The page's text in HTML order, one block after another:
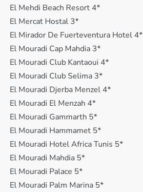
El Mehdi Beach Resort 4*
El Mercat Hostal 3*
El Mirador De Fuerteventura Hotel 4*
El Mouradi Cap Mahdia 3*
El Mouradi Club Kantaoui 4*
El Mouradi Club Selima 3*
El Mouradi Djerba Menzel 4*
El Mouradi El Menzah 4*
El Mouradi Gammarth 5*
El Mouradi Hammamet 5*
El Mouradi Hotel Africa Tunis 5*
El Mouradi Mahdia 5*
El Mouradi Palace 5*
El Mouradi Palm Marina 5*